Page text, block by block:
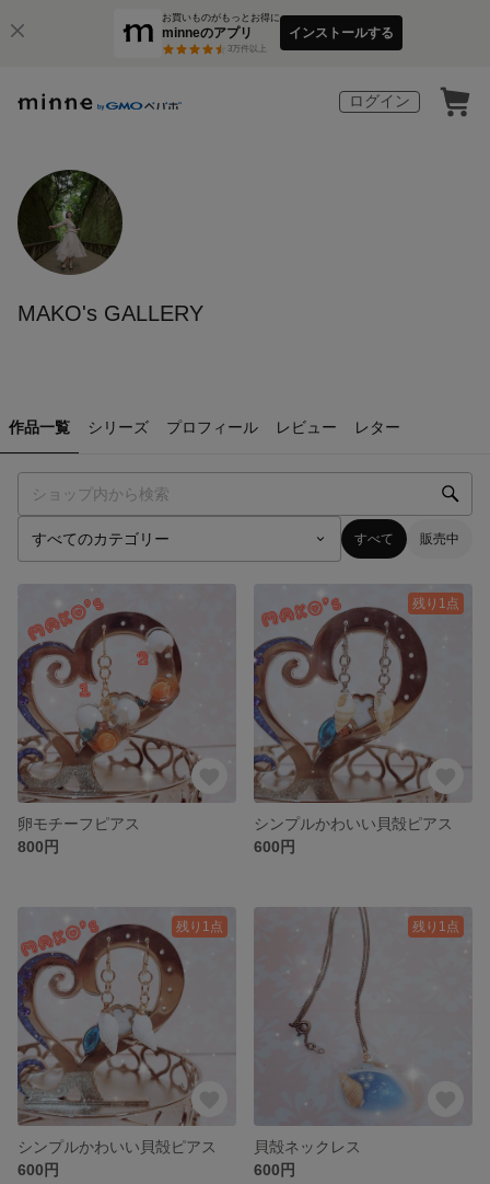
お買いものがもっとお得に
minneのアプリ
3万件以上
インストールする
ログイン
MAKO's GALLERY
作品一覧 シリーズ プロフィール レビュー レター
すべて 販売中
卵モチーフピアス
800円
残り1点
シンプルかわいい貝殻ピアス
600円
残り1点
シンプルかわいい貝殻ピアス
600円
残り1点
貝殻ネックレス
600円